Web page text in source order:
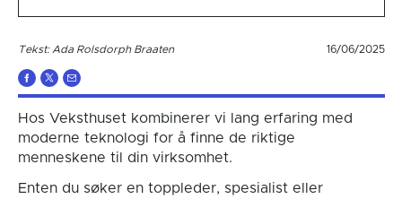
Tekst: Ada Rolsdorph Braaten 16/06/2025
Hos Veksthuset kombinerer vi lang erfaring med
moderne teknologi for å finne de riktige
menneskene til din virksomhet.
Enten du søker en toppleder, spesialist eller